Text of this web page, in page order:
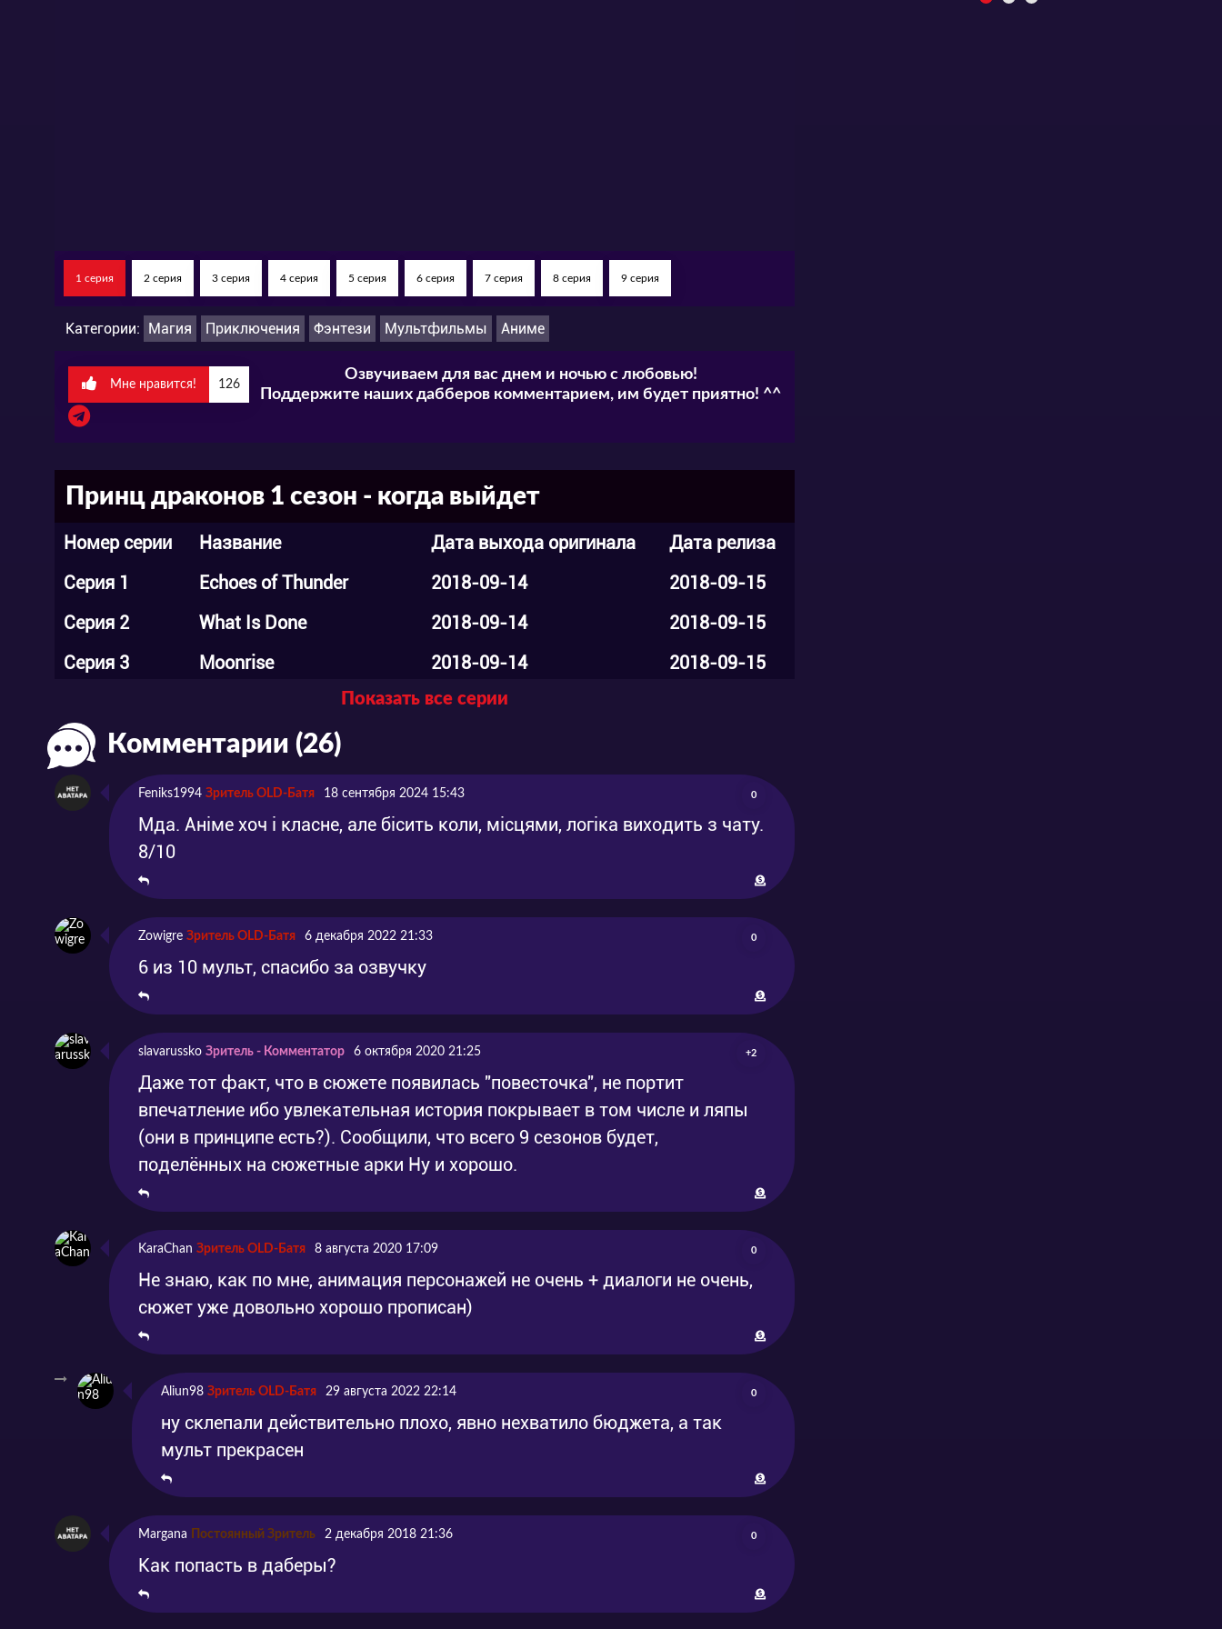
1 серия 2 серия 3 серия 4 серия 5 серия 6 серия 7 серия 8 серия 9 серия
Категории: Магия Приключения Фэнтези Мультфильмы Аниме
Мне нравится! 126
Озвучиваем для вас днем и ночью с любовью!
Поддержите наших дабберов комментарием, им будет приятно! ^^
Принц драконов 1 сезон - когда выйдет
Номер серии Название Дата выхода оригинала
Дата релиза
Серия 1
Echoes of Thunder 2018-09-14
2018-09-15
Серия 2
What Is Done 2018-09-14
2018-09-15
Серия 3
Moonrise 2018-09-14
2018-09-15
2018-09-14
Серия 5
An Empty Throne
Серия 6
Through the Ice 2018-09-14
2018-09-15
Серия 7
The Dagger and the Wolf 2018-09-14
2018-09-15
Серия 8
Wonderstorm 2018-09-14 2018-09-15
Показать все серии
Комментарии (26)
Feniks1994 Зритель OLD-Батя 18 сентября 2024 15:43 0
Мда. Аніме хоч і класне, але бісить коли, місцями, логіка виходить з чату.
8/10
Zowigre Зритель OLD-Батя 6 декабря 2022 21:33 0
6 из 10 мульт, спасибо за озвучку
slavarussko Зритель - Комментатор 6 октября 2020 21:25 +2
Даже тот факт, что в сюжете появилась "повесточка", не портит
впечатление ибо увлекательная история покрывает в том числе и ляпы
(они в принципе есть?). Сообщили, что всего 9 сезонов будет,
поделённых на сюжетные арки Ну и хорошо.
KaraChan Зритель OLD-Батя 8 августа 2020 17:09 0
Не знаю, как по мне, анимация персонажей не очень + диалоги не очень,
сюжет уже довольно хорошо прописан)
Aliun98 Зритель OLD-Батя 29 августа 2022 22:14 0
ну склепали действительно плохо, явно нехватило бюджета, а так
мульт прекрасен
Margana Постоянный Зритель 2 декабря 2018 21:36 0
Как попасть в даберы?